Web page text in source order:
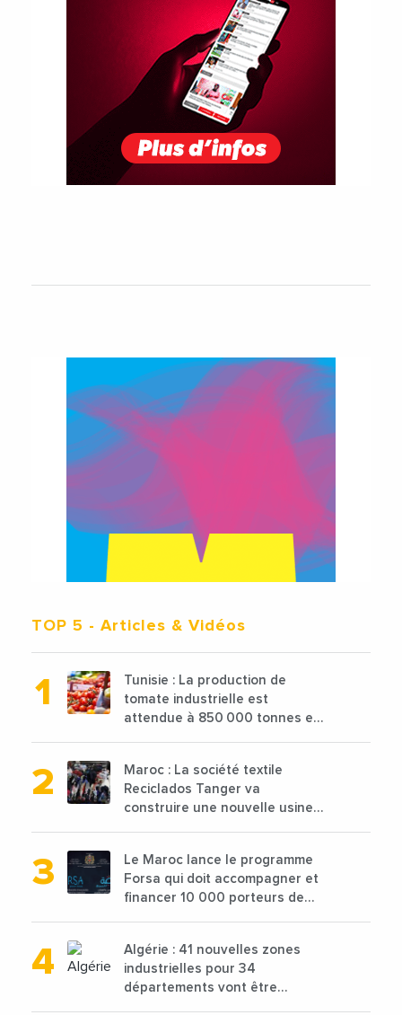
TOP 5 - Articles & Vidéos
Tunisie : La production de
tomate industrielle est
attendue à 850 000 tonnes en
Maroc : La société textile
Reciclados Tanger va
construire une nouvelle usine
Le Maroc lance le programme
Forsa qui doit accompagner et
financer 10 000 porteurs de
Algérie : 41 nouvelles zones
industrielles pour 34
départements vont être